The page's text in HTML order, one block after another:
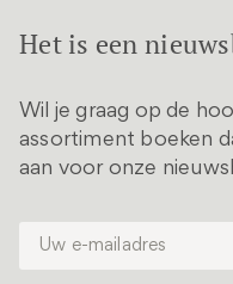
Het is een
Wil je graag op de
assortiment boeken
aan voor onze